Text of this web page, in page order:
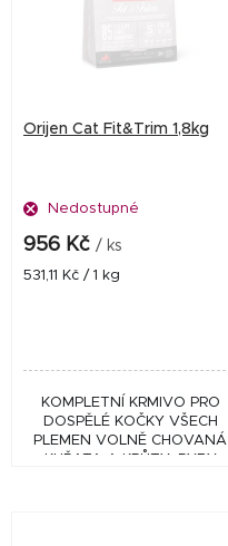
Orijen Cat Fit&Trim 1,8kg
Nedostupné
956 Kč / ks
Měrná
531,11 Kč / 1 kg
KOMPLETNÍ KRMIVO PRO
DOSPĚLÉ KOČKY VŠECH
PLEMEN VOLNĚ CHOVANÁ